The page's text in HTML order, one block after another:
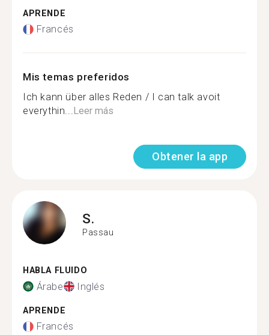
APRENDE
Francés
Mis temas preferidos
Ich kann über alles Reden / I can talk avoit
everythin...Leer más
Obtener la app
S.
Passau
HABLA FLUIDO
Árabe Inglés
APRENDE
Francés